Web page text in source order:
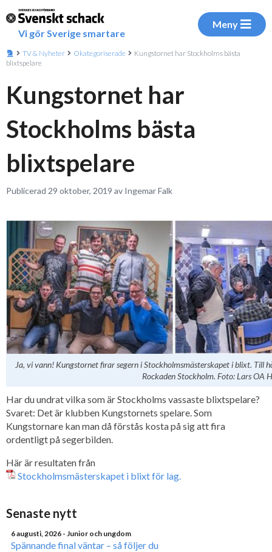
Vi gör Sverige smartare
Meny
TV & Nyheter Okategoriserade
Kungstornet har Stockholms bästa
blixtspelare
Kungstornet har
Stockholms bästa
blixtspelare
Publicerad 29 oktober, 2019 av Ingemar Falk
Ja, vi vann! Kungstornet firar segern i Stockholmsmästerskapet i blixt. Till
Rockaden Stockholm. Foto: Lars OA
Har du undrat vilka som är Stockholms vassaste blixtspelare?
Svaret: Det är klubben Kungstornets spelare. Som
Kungstornare kan man då förstås kosta på sig att fira
ordentligt på segerbilden.
Här är resultaten från
Stockholmsmästerskapet i blixt för lag.
Senaste nytt
6 augusti, 2026 - Junior och ungdom
Spännande final väntar – så följer du